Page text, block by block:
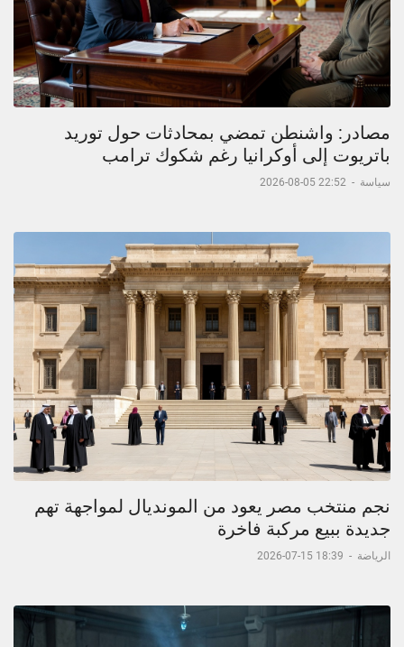
مصادر: واشنطن تمضي بمحادثات حول توريد
باتريوت إلى أوكرانيا رغم شكوك ترامب
سياسة -
22:52 05-08-2026
نجم منتخب مصر يعود من المونديال لمواجهة تهم
جديدة ببيع مركبة فاخرة
الرياضة -
18:39 15-07-2026